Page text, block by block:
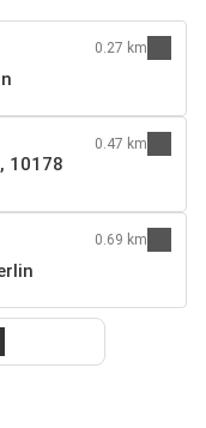
0.27 km
10178
0.47 km
0.69 km